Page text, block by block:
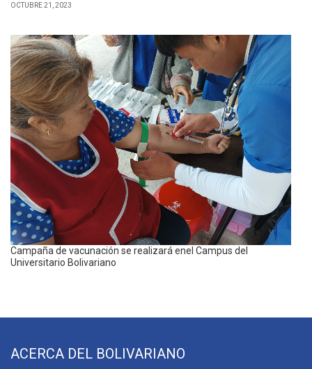
OCTUBRE 21, 2023
Campaña de vacunación se realizará enel Campus del
Universitario Bolivariano
ACERCA DEL BOLIVARIANO